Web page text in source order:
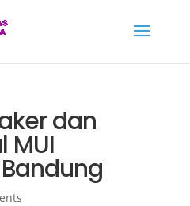
dan
MUI